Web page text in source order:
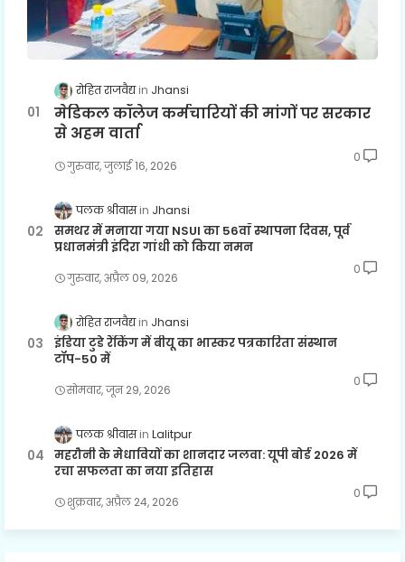
रोहित राजवैद्य Jhansi
मेडिकल कॉलेज कर्मचारियों की मांगों पर सरकार
से अहम वार्ता
गुरुवार, जुलाई 16, 2026
0
पलक श्रीवास Jhansi
समथर में मनाया गया NSUI का 56वाँ स्थापना दिवस, पूर्व
प्रधानमंत्री इंदिरा गांधी को किया नमन
गुरुवार, अप्रैल 09, 2026
0
रोहित राजवैद्य Jhansi
इंडिया टुडे रैंकिंग में बीयू का भास्कर पत्रकारिता संस्थान
टॉप-50 में
सोमवार, जून 29, 2026
0
पलक श्रीवास Lalitpur
महरौनी के मेधावियों का शानदार जलवा: यूपी बोर्ड 2026 में
रचा सफलता का नया इतिहास
शुक्रवार, अप्रैल 24, 2026
0